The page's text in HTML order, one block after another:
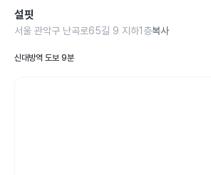
설핏
서울 관악구 난곡로65길 9 지하1층복사
신대방역 도보 9분